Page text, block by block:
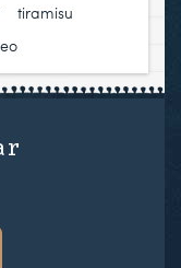
tiramisu